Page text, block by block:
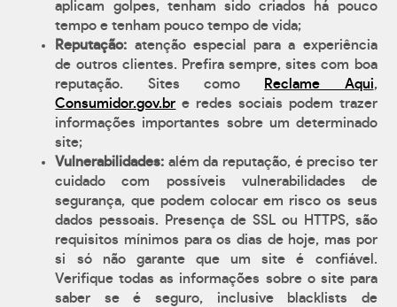
aplicam golpes, tenham sido criados há pouco
tempo e tenham pouco tempo de vida;
Reputação: atenção especial para a experiência
de outros clientes. Prefira sempre, sites com boa
reputação. Sites como
Reclame Aqui,
Consumidor.gov.br e redes sociais podem trazer
informações importantes sobre um determinado
site;
Vulnerabilidades: além da reputação, é preciso ter
cuidado com possíveis vulnerabilidades de
segurança, que podem colocar em risco os seus
dados pessoais. Presença de SSL ou HTTPS, são
requisitos mínimos para os dias de hoje, mas por
si só não garante que um site é confiável.
Verifique todas as informações sobre o site para
saber se é seguro, inclusive blacklists de